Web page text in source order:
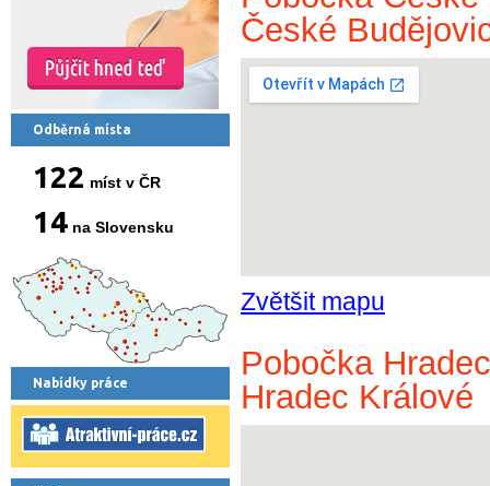
České
Zvětšit mapu
Pobočka
Hradec Králové
Odběrná místa
122 míst v ČR
14 na Slovensku
Nabídky práce